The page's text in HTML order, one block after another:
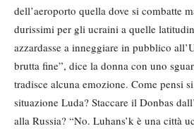
dell’aeroporto quella dove si combatte
durissimi per gli ucraini a quelle
azzardasse a inneggiare in pubblico
brutta fine”, dice la donna con uno
tradisce alcuna emozione. Come pensi
situazione Luda? Staccare il Donbas
alla Russia? “No. Luhans’k è una città